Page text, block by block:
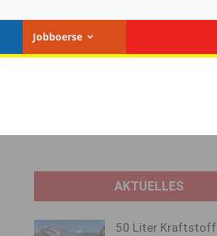
Jobboerse
AKTUELLES
50 Liter Kraftstoff